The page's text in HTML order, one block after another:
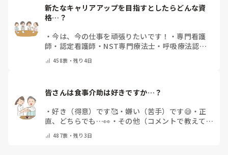
新たなキャリアアップを目指すとしたらどんな資
格…？
・今は、今の仕事を頑張りたいです！ ・専門看護
師 ・ 認定看護師 ・ NST専門療法士 ・ 呼吸療法認定
内視鏡技師・その他(コメントで教えて下さい)
458票・残り4日
皆さんは食事介助は好きですか…？
・好き（得意）です🥰・嫌い（苦手）です😅 ・ 正
直、どちらでも…👀 ・ その他（コメントで教えてく
487票・残り3日